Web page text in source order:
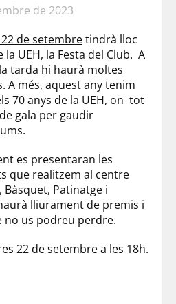
de 2023
de setembretindrà lloc
UEH, la Festa del Club. A
tarda hi haurà moltes
A més, aquest any tenim
70 anys de la UEH, on tot
gala per gaudir
es presentaran les
que realitzem al centre
Patinatge i
lliurament de premis i
no us podreu perdre.
22 de setembre a les 18h.